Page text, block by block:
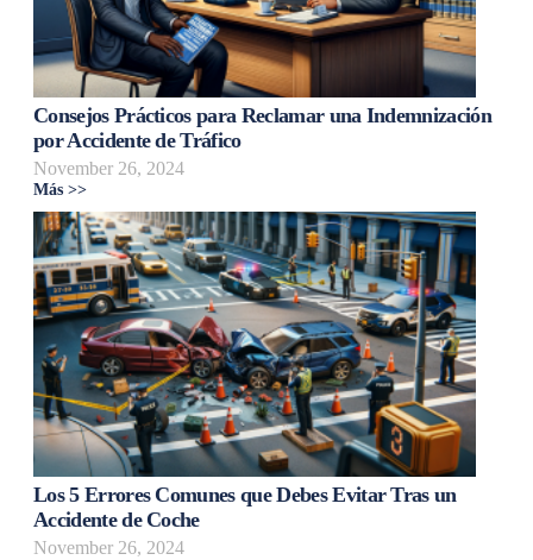
Consejos Prácticos para Reclamar una Indemnización
por Accidente de Tráfico
November 26, 2024
Más >>
Los 5 Errores Comunes que Debes Evitar Tras un
Accidente de Coche
November 26, 2024